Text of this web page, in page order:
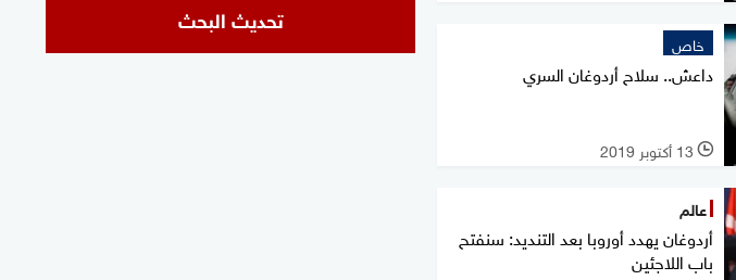
خاص
داعش.. سلاح أردوغان السري
l 13 أكتوبر 2019
عالم
أردوغان يهدد أوروبا بعد التنديد: سنفتح
باب اللاجئين
تحديث البحث